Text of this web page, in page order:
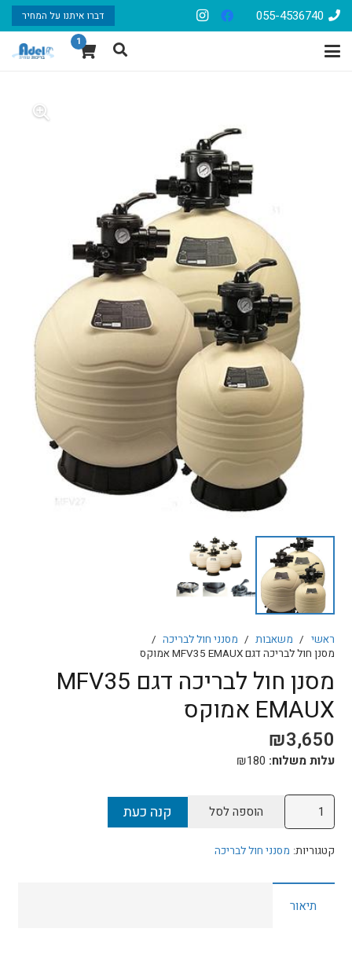
055-4536740 דברו איתנו על המחיר
1
ראשי / משאבות / מסנני חול לבריכה /
מסנן חול לבריכה דגם MFV35 EMAUX אמוקס
מסנן חול לבריכה דגם MFV35
EMAUX אמוקס
₪3,650
עלות משלוח: ₪180
כמות
של
מסנן
לבריכה
דגם
הוספה לסל קנה כעת
קטגוריות: מסנני חול לבריכה
תיאור